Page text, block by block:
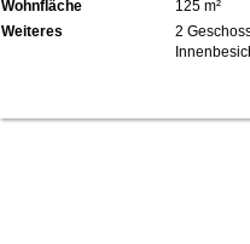
Wohnfläche
125 m²
Weiteres
2